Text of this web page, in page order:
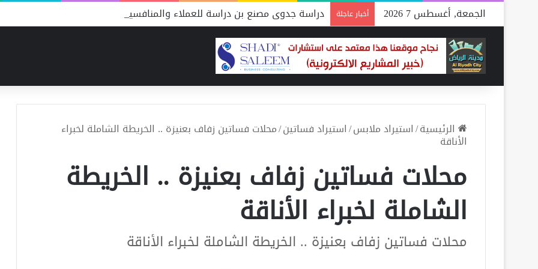
الجمعة, أغسطس 7 2026 أخبار عاجلة دراسة جدوى مصنع بن دراسة للعملاء والمنافسين
الرئيسية/استيراد ملابس/استيراد فساتين/محلات فساتين زفاف بعنيزة .. الخريطة الشاملة لخبراء
الأناقة
محلات فساتين زفاف بعنيزة .. الخريطة
الشاملة لخبراء الأناقة
محلات فساتين زفاف بعنيزة .. الخريطة الشاملة لخبراء الأناقة